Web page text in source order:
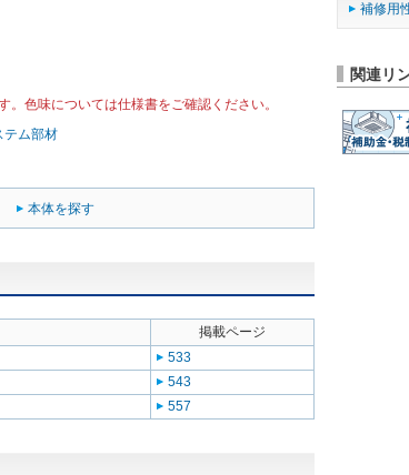
色味については仕様書をご確認ください。
ム部材
本体を探す
掲載ページ
533
543
557
補修用
関連リ